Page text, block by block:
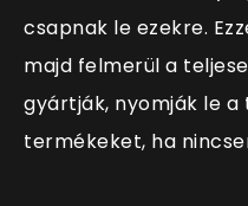
csapnak le ezekre.
majd felmerül a
gyártják, nyomják le
termékeket, ha